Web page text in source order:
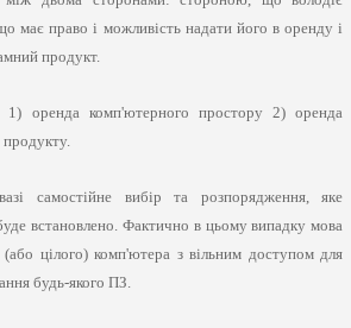
має право і можливість надати його в оренду і
продукт.
1) оренда комп'ютерного простору 2) оренда
продукту.
самостійне вибір та розпорядження, яке
встановлено. Фактично в цьому випадку мова
цілого) комп'ютера з вільним доступом для
будь-якого ПЗ.